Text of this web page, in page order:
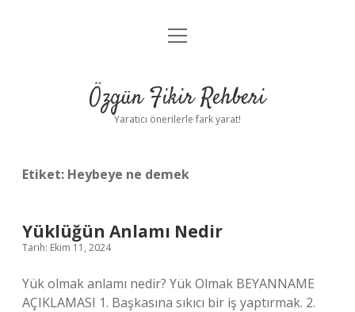
Gizlilik Politikası
Yasal Uyarı
menüyü
Özgün Fikir Rehberi
Yaratıcı önerilerle fark yarat!
Etiket: Heybeye ne demek
Yüklüğün Anlamı Nedir
Tarih: Ekim 11, 2024
Yük olmak anlamı nedir? Yük Olmak BEYANNAME
AÇIKLAMASI 1. Başkasına sıkıcı bir iş yaptırmak. 2.